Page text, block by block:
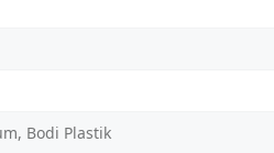
Bodi Plastik